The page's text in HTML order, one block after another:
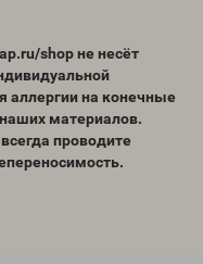
shop не несёт
аллергии на конечные
материалов.
проводите